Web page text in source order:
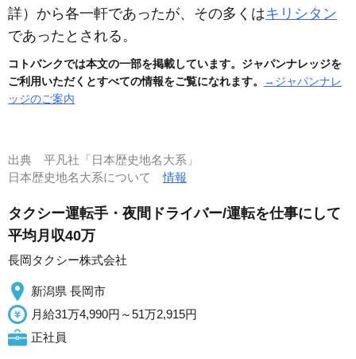
詳） から各一軒であったが、その多くはキリシタン
であったとされる。
コトバンクでは本文の一部を掲載しています。ジャパンナレッジを
ご利用いただくとすべての情報をご覧になれます。
→ジャパンナレ
ッジのご案内
出典 平凡社「日本歴史地名大系」
日本歴史地名大系について情報
タクシー運転手・夜間ドライバー/運転を仕事にして
平均月収40万
長岡タクシー株式会社
新潟県 長岡市
月給31万4,990円～51万2,915円
正社員